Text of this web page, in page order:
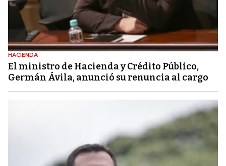
HACIENDA
El ministro de Hacienda y Crédito Público,
Germán Ávila, anunció su renuncia al cargo